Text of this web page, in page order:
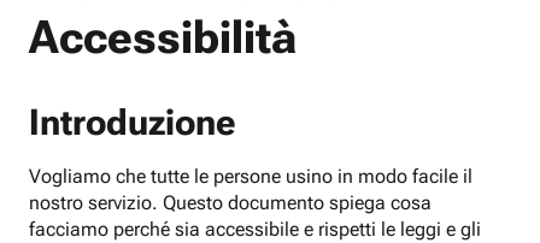
Accessibilità
Introduzione
Vogliamo che tutte le persone usino in modo facile il
nostro servizio. Questo documento spiega cosa
facciamo perché sia accessibile e rispetti le leggi e gli